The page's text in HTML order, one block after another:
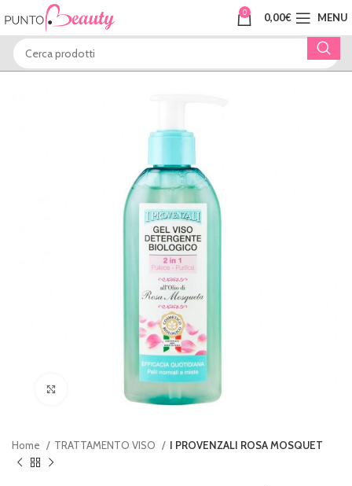
0 0,00€ MENU
Clicca per ingrandire
Home TRATTAMENTO VISO I PROVENZALI ROSA MOSQUET